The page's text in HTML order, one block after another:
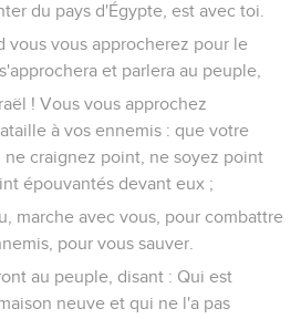
du pays d'Égypte, est avec toi.
vous vous approcherez pour le
et parlera au peuple,
! Vous vous approchez
à vos ennemis : que votre
craignez point, ne soyez point
épouvantés devant eux ;
marche avec vous, pour combattre
pour vous sauver.
au peuple, disant : Qui est
neuve et qui ne l'a pas